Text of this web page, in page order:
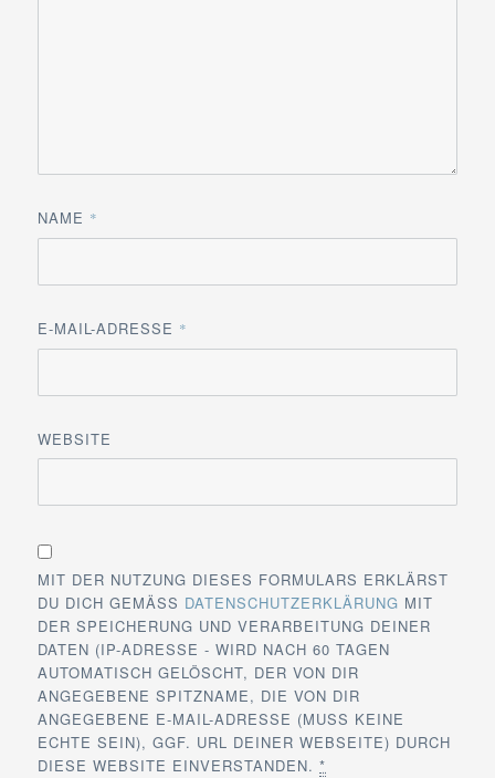
NAME *
E-MAIL-ADRESSE *
WEBSITE
MIT DER NUTZUNG DIESES FORMULARS ERKLÄRST
DU DICH GEMÄSS DATENSCHUTZERKLÄRUNG MIT
DER SPEICHERUNG UND VERARBEITUNG DEINER
DATEN (IP-ADRESSE - WIRD NACH 60 TAGEN
AUTOMATISCH GELÖSCHT, DER VON DIR
ANGEGEBENE SPITZNAME, DIE VON DIR
ANGEGEBENE E-MAIL-ADRESSE (MUSS KEINE
ECHTE SEIN), GGF. URL DEINER WEBSEITE) DURCH
DIESE WEBSITE EINVERSTANDEN.*